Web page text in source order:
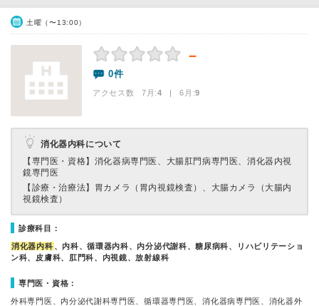
土曜（〜13:00）
－
0件
アクセス数 7月:4 | 6月:9
消化器内科について
【専門医・資格】 消化器病専門医、大腸肛門病専門医、消化器内視
鏡専門医
【診療・治療法】 胃カメラ（胃内視鏡検査）、大腸カメラ（大腸内
視鏡検査）
診療科目：
消化器内科 、内科、循環器内科、内分泌代謝科、糖尿病科、リハビリテーショ
ン科、皮膚科、肛門科、内視鏡、放射線科
専門医・資格：
外科専門医、内分泌代謝科専門医、循環器専門医、消化器病専門医、消化器外